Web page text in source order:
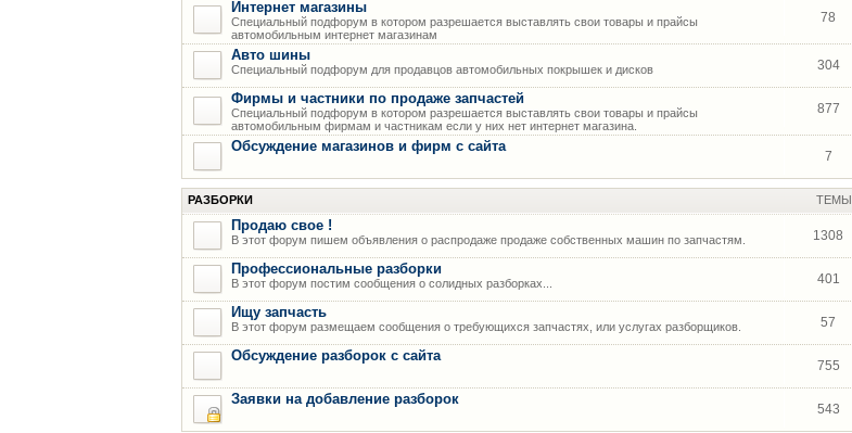
Интернет магазины
Специальный подфорум в котором разрешается выставлять свои товары и прайсы
автомобильным интернет магазинам
78
Авто шины
Специальный подфорум для продавцов автомобильных покрышек и дисков 304
Фирмы и частники по продаже запчастей
Специальный подфорум в котором разрешается выставлять свои товары и прайсы
автомобильным фирмам и частникам если у них нет интернет магазина.
877
Обсуждение магазинов и фирм с сайта
7
РАЗБОРКИ ТЕМЫ
Продаю свое !
В этот форум пишем объявления о распродаже продаже собственных машин по запчастям. 1308
Профессиональные разборки
В этот форум постим сообщения о солидных разборках... 401
Ищу запчасть
В этот форум размещаем сообщения о требующихся запчастях, или услугах разборщиков. 57
Обсуждение разборок с сайта
755
Заявки на добавление разборок
543